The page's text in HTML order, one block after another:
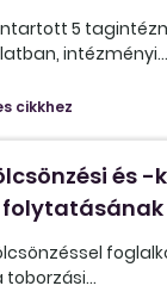
5
intézményi...
cikkhez
és -